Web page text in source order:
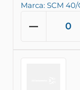
Marca: SCM 40/